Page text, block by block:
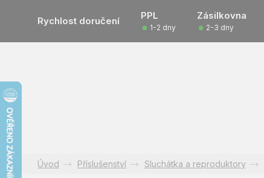
Rychlost doručení PPL Zásilkovna
1-2 dny 2-3 dny
Příslušenství Sluchátka a reproduktory